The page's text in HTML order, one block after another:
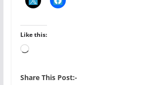
Like this:
L
a
Share This Post:-